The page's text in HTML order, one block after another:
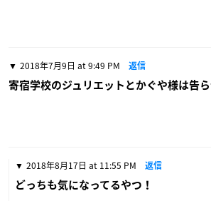
2018年7月9日 at 9:49 PM 返信
寄宿学校のジュリエットとかぐや様は告ら
2018年8月17日 at 11:55 PM 返信
どっちも気になってるやつ！